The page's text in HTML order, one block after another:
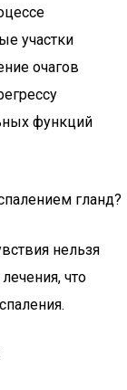
участки
очагов
функций
гланд?
нельзя
что